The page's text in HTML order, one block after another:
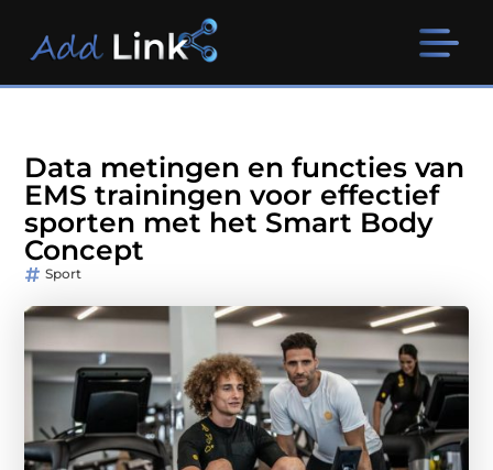
Data metingen en functies van
EMS trainingen voor effectief
sporten met het Smart Body
Concept
Sport